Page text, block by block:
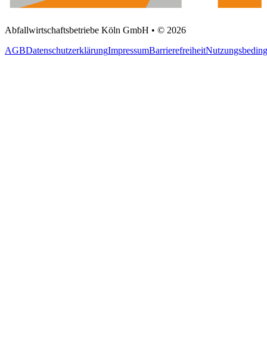
Abfallwirtschaftsbetriebe Köln GmbH • © 2026
AGBDatenschutzerklärungImpressumBarrierefreiheit